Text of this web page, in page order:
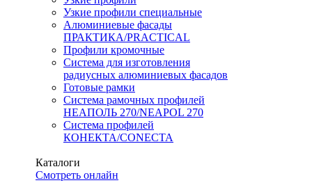
Узкие профили специальные
Алюминиевые фасады
ПРАКТИКА/PRACTICAL
Профили кромочные
Система для изготовления
радиусных алюминиевых фасадов
Готовые рамки
Система рамочных профилей
НЕАПОЛЬ 270/NEAPOL 270
Система профилей
КОНЕКТА/CONECTA
Каталоги
Смотреть онлайн